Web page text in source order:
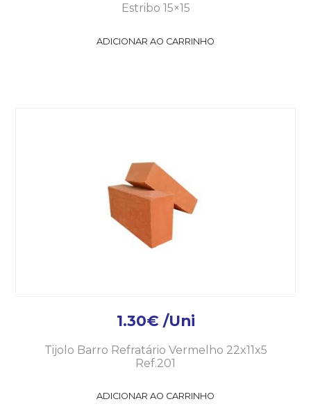
Estribo 15×15
ADICIONAR AO CARRINHO
1.30€ /Uni
Tijolo Barro Refratário Vermelho 22x11x5
Ref.201
ADICIONAR AO CARRINHO